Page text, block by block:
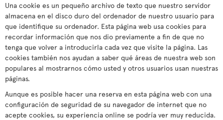
Una cookie es un pequeño archivo de texto que nuestro servidor
almacena en el disco duro del ordenador de nuestro usuario para
que identifique su ordenador. Esta página web usa cookies para
recordar información que nos dio previamente a fin de que no
tenga que volver a introducirla cada vez que visite la página. Las
cookies también nos ayudan a saber qué áreas de nuestra web son
populares al mostrarnos cómo usted y otros usuarios usan nuestras
páginas.
Aunque es posible hacer una reserva en esta página web con una
configuración de seguridad de su navegador de internet que no
acepte cookies, su experiencia online se podría ver muy reducida.